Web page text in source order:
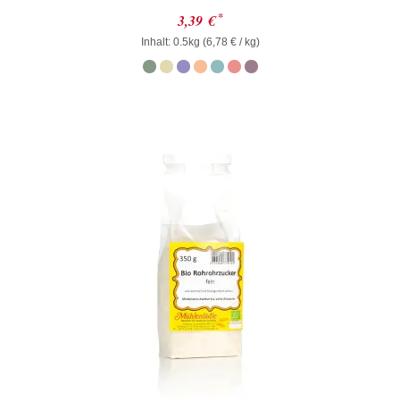
Bewertet
mit
0
von
5
3,39 € *
Inhalt: 0.5kg (6,78 €/ kg)